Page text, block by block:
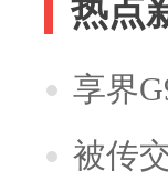
热点
享界
被传